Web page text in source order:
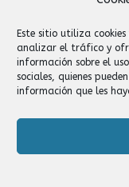
Este sitio utiliza
analizar el tráfico y
información sobre el
sociales, quienes
información que les
Facturación
Devoluciones
Privacidad
Formas de